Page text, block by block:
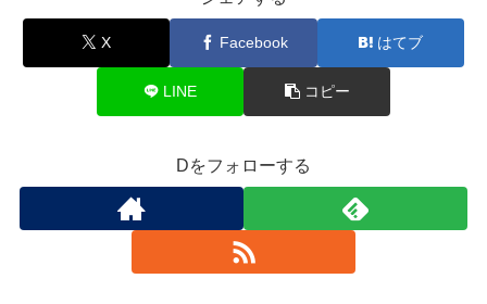
X Facebook はてブ
LINE コピー
Dをフォローする